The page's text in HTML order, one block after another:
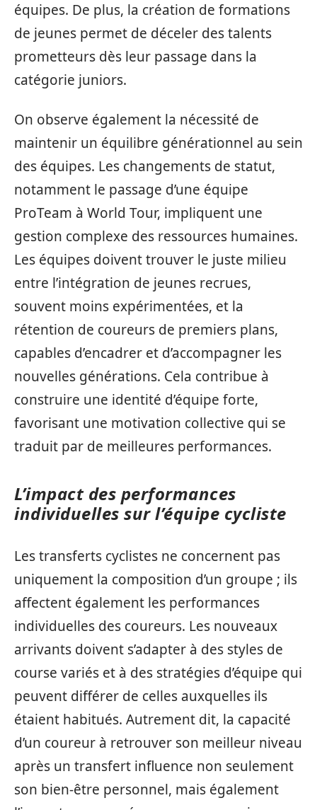
équipes. De plus, la création de formations
de jeunes permet de déceler des talents
prometteurs dès leur passage dans la
catégorie juniors.
On observe également la nécessité de
maintenir un équilibre générationnel au sein
des équipes. Les changements de statut,
notamment le passage d’une équipe
ProTeam à World Tour, impliquent une
gestion complexe des ressources humaines.
Les équipes doivent trouver le juste milieu
entre l’intégration de jeunes recrues,
souvent moins expérimentées, et la
rétention de coureurs de premiers plans,
capables d’encadrer et d’accompagner les
nouvelles générations. Cela contribue à
construire une identité d’équipe forte,
favorisant une motivation collective qui se
traduit par de meilleures performances.
L’impact des performances
individuelles sur l’équipe cycliste
Les transferts cyclistes ne concernent pas
uniquement la composition d’un groupe ; ils
affectent également les performances
individuelles des coureurs. Les nouveaux
arrivants doivent s’adapter à des styles de
course variés et à des stratégies d’équipe qui
peuvent différer de celles auxquelles ils
étaient habitués. Autrement dit, la capacité
d’un coureur à retrouver son meilleur niveau
après un transfert influence non seulement
son bien-être personnel, mais également